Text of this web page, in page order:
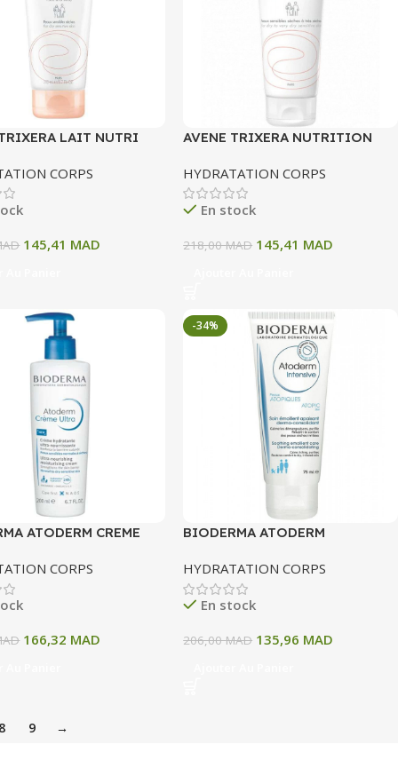
LAIT NUTRI
200 ML
CORPS
145,41 MAD
AVENE TRIXERA NUTRITION
HYDRATATION CORPS
En stock
218,00MAD 145,41 MAD
ATODERM CREME
PEAUX
NORMALES A
200 ML
CORPS
166,32 MAD
-34%
BIODERMA ATODERM
HYDRATATION CORPS
En stock
206,00MAD 135,96 MAD
8 9 →